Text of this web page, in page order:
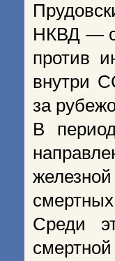
НКВД —
против
внутри
за
В
Среди